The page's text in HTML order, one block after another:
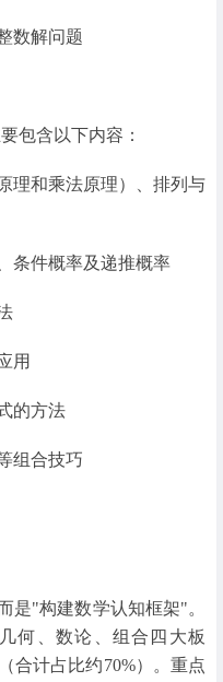
数解问题
包含以下内容：
理和乘法原理）、排列与
条件概率及递推概率
用
的方法
组合技巧
是"构建数学认知框架"。
何、数论、组合四大板
合计占比约70%）。重点